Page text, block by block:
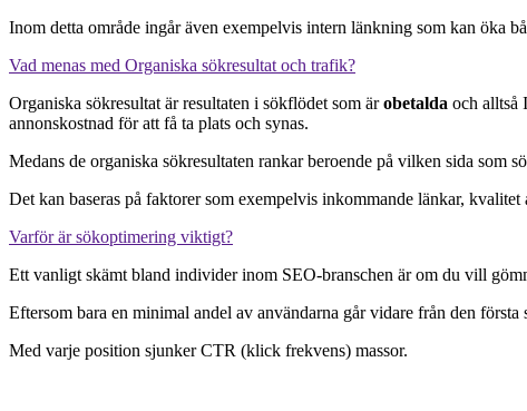
Inom detta område ingår även exempelvis intern länkning som kan öka
Vad menas med Organiska sökresultat och trafik?
Organiska sökresultat är resultaten i sökflödet som ärobetalda och alltså
annonskostnad för att få ta plats och synas.
Medans de organiska sökresultaten rankar beroende på vilken sida som
Det kan baseras på faktorer som exempelvis inkommande länkar,
Varför är sökoptimering viktigt?
Ett vanligt skämt bland individer inom SEO-branschen är om du vill
Eftersom bara en minimal andel av användarna går vidare från den
Med varje position sjunker CTR (klick frekvens) massor.